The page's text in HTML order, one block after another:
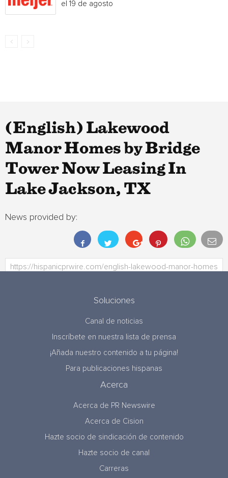
el 19 de agosto
(English) Lakewood
Manor Homes by Bridge
Tower Now Leasing In
Lake Jackson, TX
News provided by:
Soluciones
Canal de noticias
Inscríbete en nuestra lista de prensa
¡Añada nuestro contenido a tu página!
Para publicaciones hispanas
Acerca
Acerca de PR Newswire
Acerca de Cision
Hazte socio de sindicación de contenido
Hazte socio de canal
Carreras